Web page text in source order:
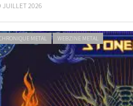
JUILLET 2026
METAL WEBZINE METAL